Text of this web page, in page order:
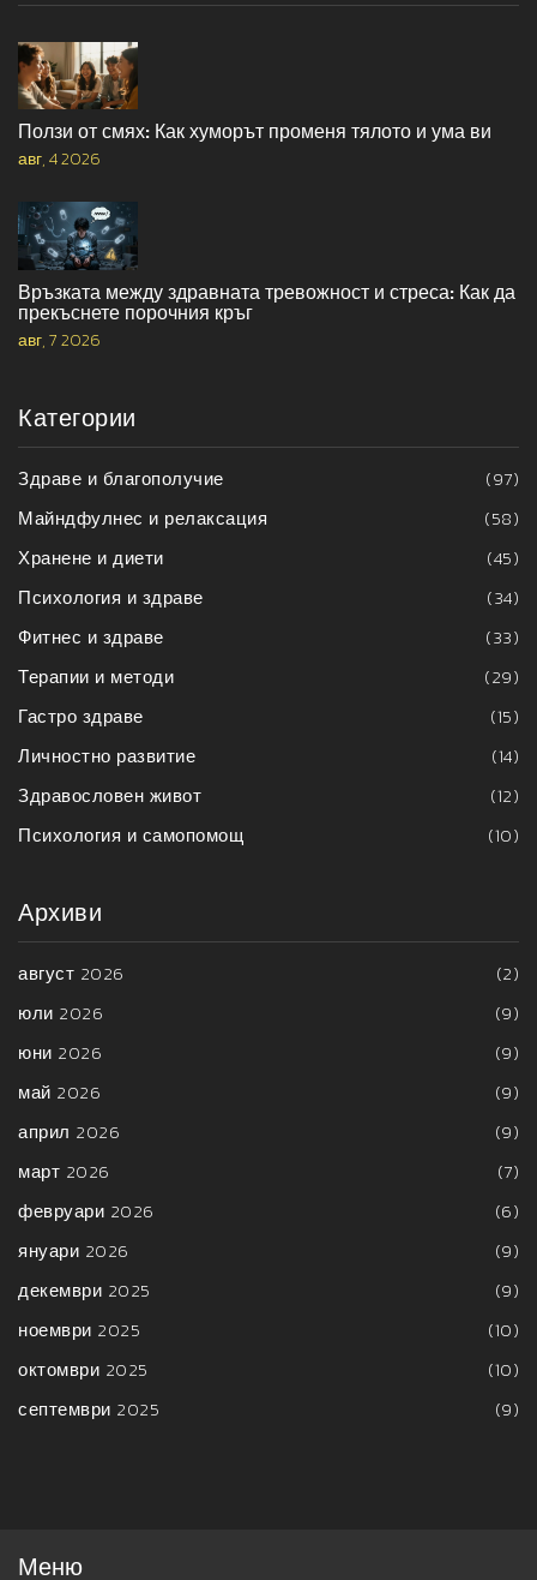
Ползи от смях: Как хуморът променя тялото и ума ви
авг, 4 2026
Връзката между здравната тревожност и стреса: Как да
прекъснете порочния кръг
авг, 7 2026
Категории
Здраве и благополучие
(97)
Майндфулнес и релаксация
(58)
Хранене и диети
(45)
Психология и здраве
(34)
Фитнес и здраве
(33)
Терапии и методи
(29)
Гастро здраве
(15)
Личностно развитие
(14)
Здравословен живот
(12)
Психология и самопомощ
(10)
Архиви
август 2026
(2)
юли 2026
(9)
юни 2026
(9)
май 2026
(9)
април 2026
(9)
март 2026
(7)
февруари 2026
(6)
януари 2026
(9)
декември 2025
(9)
ноември 2025
(10)
октомври 2025
(10)
септември 2025
(9)
Меню